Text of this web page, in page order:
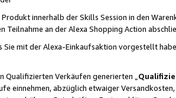
innerhalb der Skills Session in den
Teilnahme an der Alexa Shopping Action
mit der Alexa-Einkaufsaktion vorgestellt
Qualifizierten Verkäufen generierten „
einnehmen, abzüglich etwaiger